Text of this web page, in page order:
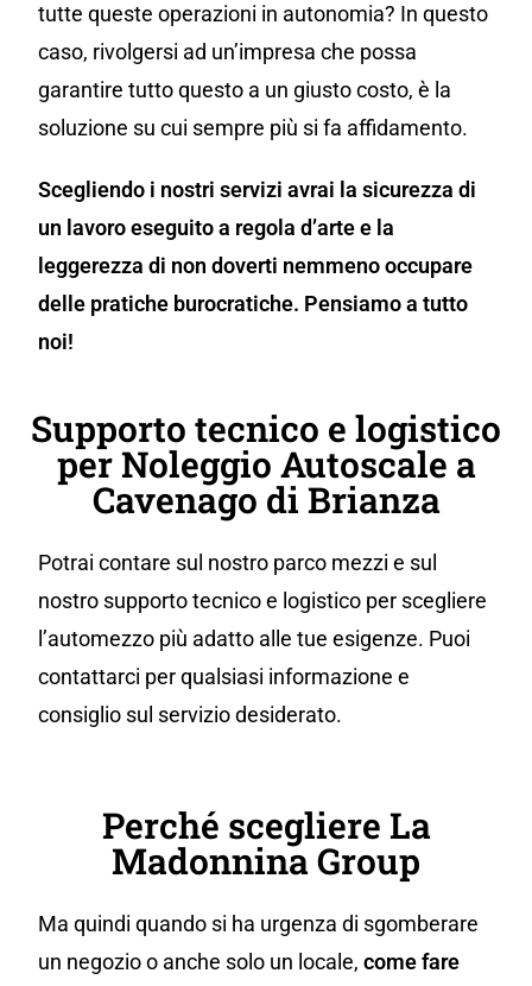
tutte queste operazioni in autonomia? In questo
caso, rivolgersi ad un’impresa che possa
garantire tutto questo a un giusto costo, è la
soluzione su cui sempre più si fa affidamento.
Scegliendo i nostri servizi avrai la sicurezza di
un lavoro eseguito a regola d’arte e la
leggerezza di non doverti nemmeno occupare
delle pratiche burocratiche. Pensiamo a tutto
noi!
Supporto tecnico e logistico
per Noleggio Autoscale a
Cavenago di Brianza
Potrai contare sul nostro parco mezzi e sul
nostro supporto tecnico e logistico per scegliere
l’automezzo più adatto alle tue esigenze. Puoi
contattarci per qualsiasi informazione e
consiglio sul servizio desiderato.
Perché scegliere La
Madonnina Group
Ma quindi quando si ha urgenza di sgomberare
un negozio o anche solo un locale, come fare